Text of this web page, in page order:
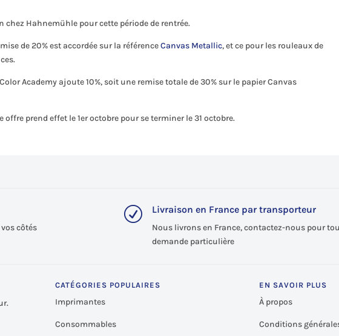
chez Hahnemühle pour cette période de rentrée.
de 20% est accordée sur la référenceCanvas Metallic, et ce pour les rouleaux de
Academy ajoute 10%, soit une remise totale de 30% sur le papier Canvas
offre prend effet le 1er octobre pour se terminer le 31 octobre.
côtés
R Livraison en France par transporteur
Nous livrons en France, contactez-nous pour
demande particulière
CATÉGORIES POPULAIRES
Imprimantes
Consommables
EN SAVOIR PLUS
À propos
Conditions